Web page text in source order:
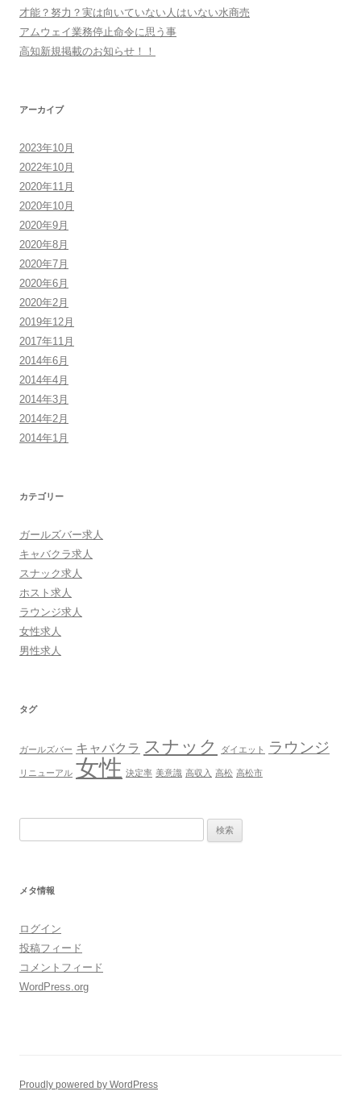
ー
シ
ョ
才能？努力？実は向いていない人はいない水商売
アムウェイ業務停止命令に思う事
高知新規掲載のお知らせ！！
アーカイブ
2023年10月
2022年10月
2020年11月
2020年10月
2020年9月
2020年8月
2020年7月
2020年6月
2020年2月
2019年12月
2017年11月
2014年6月
2014年4月
2014年3月
2014年2月
2014年1月
カテゴリー
ガールズバー求人
キャバクラ求人
スナック求人
ホスト求人
ラウンジ求人
女性求人
男性求人
タグ
ガールズバー キャバクラ スナック ダイエット ラウンジ
リニューアル 女性 決定率 美意識 高収入 高松 高松市
メタ情報
ログイン
投稿フィード
コメントフィード
WordPress.org
Proudly powered by WordPress